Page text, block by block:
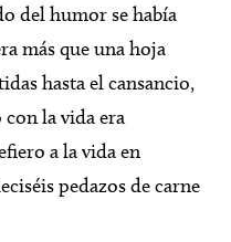
del humor se había
más que una hoja
hasta el cansancio,
la vida era
a la vida en
pedazos de carne